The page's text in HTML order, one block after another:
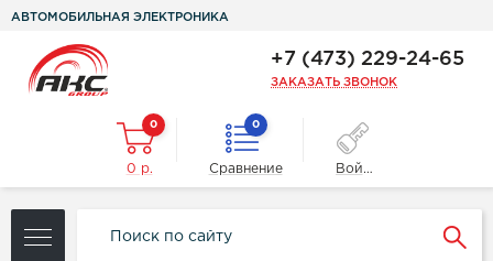
АВТОМОБИЛЬНАЯ ЭЛЕКТРОНИКА
+7 (473) 229-24-65
ЗАКАЗАТЬ ЗВОНОК
0
0 р.
0
Сравнение Войти